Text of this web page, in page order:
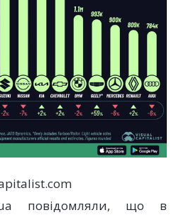
повідомляли, що в